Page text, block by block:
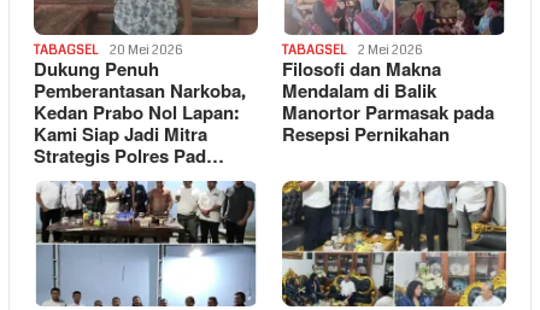
TABAGSEL 20 Mei 2026
Dukung Penuh
Pemberantasan Narkoba,
Kedan Prabo Nol Lapan:
Kami Siap Jadi Mitra
Strategis Polres Pad…
TABAGSEL 2 Mei 2026
Filosofi dan Makna
Mendalam di Balik
Manortor Parmasak pada
Resepsi Pernikahan